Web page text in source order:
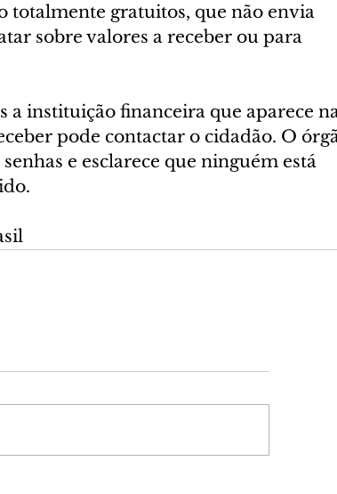
totalmente gratuitos, que não envia
sobre valores a receber ou para
a instituição financeira que aparece
pode contactar o cidadão. O
e esclarece que ninguém está